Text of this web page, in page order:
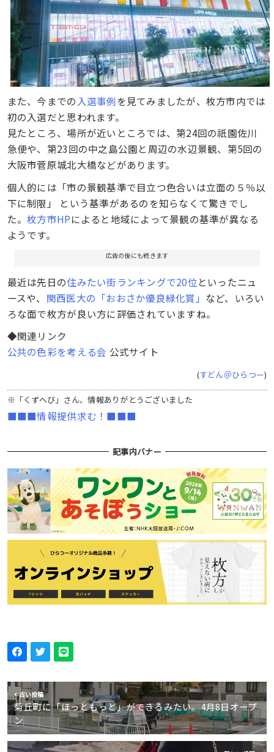
また、今までの 入選事例 を見てみましたが、枚方市内では
初の入選だと思われます。
見たところ、場所が近いところでは、第24回の祇園佐川
急便や、第23回の中之島公園と周辺の水辺景観、第5回の
大阪市菅原城北大橋などがあります。
個人的には「市の景観基準で目立つ色合いは立面の５％以
下に制限」 という基準があるのを知らなくて驚きでし
た。枚方市HPによると地域によって景観の基準が異なる
ようです。
広告の後にも続きます
最近は先日の住みたい街ランキングで20位といったニュ
ースや、 関西医大の「おおさか優良緑化賞」 など、いろい
ろな面で枚方が良い方に評価されていますね。
◆関連リンク
公共の色彩を考える会 公式サイト
(すどん＠ひらつー)
※「くずへび」さん、情報ありがとうございました
■■■情報提供求む！■■■
記事内バナー
古い投稿
菊丘町に「ほっともっと」ができるみたい。4月8日オープ
ン